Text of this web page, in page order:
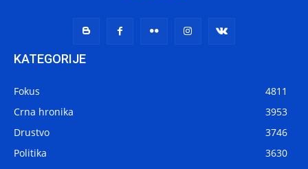
KATEGORIJE
Fokus
4811
Crna hronika
3953
Drustvo
3746
Politika
3630